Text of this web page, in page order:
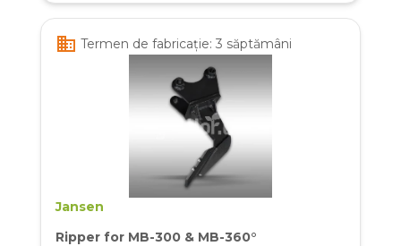
business Termen de fabricație: 3 săptămâni
Jansen
Ripper for MB-300 & MB-360°